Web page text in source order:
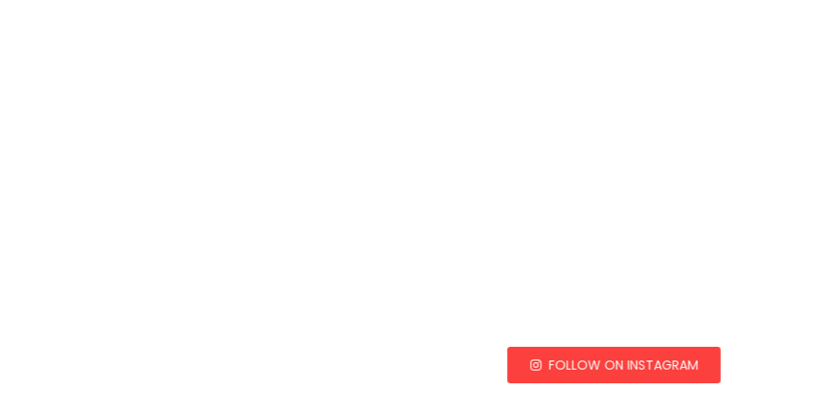
FOLLOW ON INSTAGRAM